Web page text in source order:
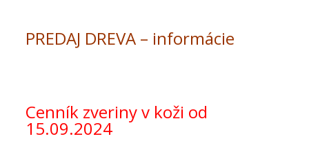
PREDAJ DREVA – informácie
Cenník zveriny v koži od
15.09.2024